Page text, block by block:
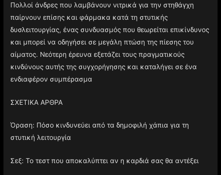
Πολλοί άνδρες που λαμβάνουν νιτρικά για την στηθάγχη
παίρνουν επίσης και φάρμακα κατά τη στυτικής
δυσλειτουργίας, ένας συνδυασμός που θεωρείται επικίνδυνος
και μπορεί να οδηγήσει σε μεγάλη πτώση της πίεσης του
αίματος. Νεότερη έρευνα εξετάζει τους πραγματικούς
κινδύνους αυτής της συγχορήγησης και καταλήγει σε ένα
ενδιαφέρον συμπέρασμα
ΣΧΕΤΙΚΑ ΑΡΘΡΑ
Όραση: Πόσο κινδυνεύει από τα δημοφιλή χάπια για τη
στυτική λειτουργία
Σεξ: Το τεστ που αποκαλύπτει αν η καρδιά σας θα αντέξει